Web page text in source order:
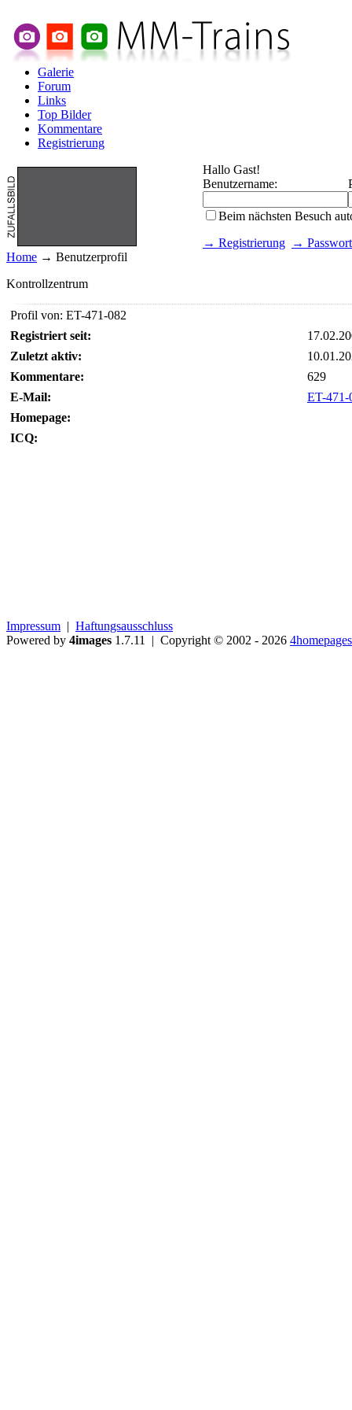
Galerie
Forum
Links
Top Bilder
Kommentare
Registrierung
Hallo Gast!
Benutzername:
Beim nächsten Besuch
→ Registrierung
→
Home → Benutzerprofil
Kontrollzentrum
Profil von: ET-471-082
Registriert seit:
Zuletzt aktiv:
Kommentare:
629
E-Mail:
ET-471-
Homepage:
ICQ:
Impressum | Haftungsausschluss
Powered by 4images 1.7.11 | Copyright © 2002 - 2026